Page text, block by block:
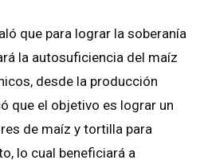
que para lograr la soberanía
la autosuficiencia del maíz
desde la producción
que el objetivo es lograr un
de maíz y tortilla para
lo cual beneficiará a